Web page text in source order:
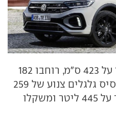
אורכו של ה-T-ROC עומד על 423 ס"מ, רוחבו 182
ס"מ וגובהו 158 ס"מ עם בסיס גלגלים צנוע של 259
ס"מ. נפח תא המטען עומד על 445 ליטר ומשקלו